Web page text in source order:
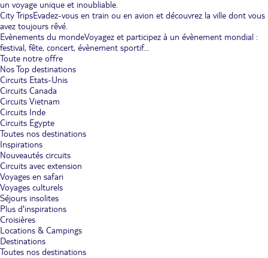
un voyage unique et inoubliable.
City TripsEvadez-vous en train ou en avion et découvrez la ville dont vous
avez toujours rêvé.
Evènements du mondeVoyagez et participez à un évènement mondial :
festival, fête, concert, évènement sportif...
Toute notre offre
Nos Top destinations
Circuits Etats-Unis
Circuits Canada
Circuits Vietnam
Circuits Inde
Circuits Egypte
Toutes nos destinations
Inspirations
Nouveautés circuits
Circuits avec extension
Voyages en safari
Voyages culturels
Séjours insolites
Plus d'inspirations
Croisières
Locations & Campings
Destinations
Toutes nos destinations